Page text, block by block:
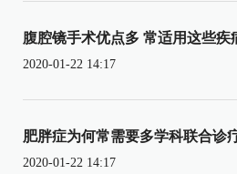
腹腔镜手术优点多 常适用这些疾
2020-01-22 14:17
肥胖症为何常需要多学科联合诊
2020-01-22 14:17